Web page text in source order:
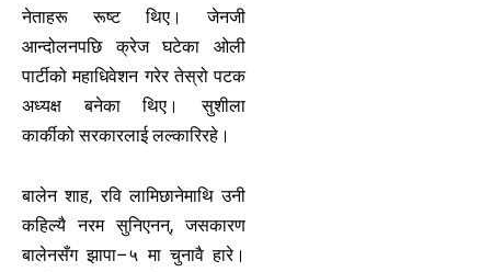
नेताहरू रूष्ट थिए। जेनजी
आन्दोलनपछि क्रेज घटेका ओली
पार्टीको महाधिवेशन गरेर तेस्रो पटक
अध्यक्ष बनेका थिए। सुशीला
कार्कीको सरकारलाई लल्कारिरहे।
बालेन शाह, रवि लामिछानेमाथि उनी
कहिल्यै नरम सुनिएनन्, जसकारण
बालेनसँग झापा–५ मा चुनावै हारे।